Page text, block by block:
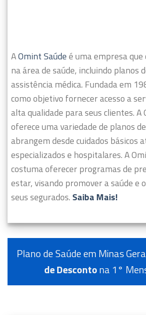
AOmint Saúdeé uma empresa
na área de saúde, incluindo planos
assistência médica. Fundada em
como objetivo fornecer acesso a
alta qualidade para seus clientes.A
oferece uma variedade de planos
abrangem desde cuidados básicos
especializados e hospitalares. A
costuma oferecer programas de
estar, visando promover a saúde e
seus segurados. Saiba Mais!
Plano de Saúde em Minas
de Descontona 1°